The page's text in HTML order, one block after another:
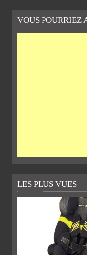
VOUS POURRIEZ
LES PLUS VUES